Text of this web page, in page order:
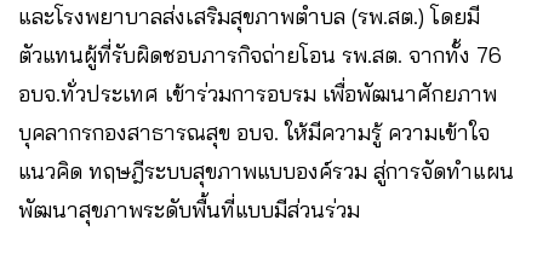
และโรงพยาบาลส่งเสริมสุขภาพตำบล (รพ.สต.) โดยมี
ตัวแทนผู้ที่รับผิดชอบภารกิจถ่ายโอน รพ.สต. จากทั้ง 76
อบจ.ทั่วประเทศ เข้าร่วมการอบรม เพื่อพัฒนาศักยภาพ
บุคลากรกองสาธารณสุข อบจ. ให้มีความรู้ ความเข้าใจ
แนวคิด ทฤษฎีระบบสุขภาพแบบองค์รวม สู่การจัดทำแผน
พัฒนาสุขภาพระดับพื้นที่แบบมีส่วนร่วม